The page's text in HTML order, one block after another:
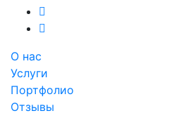
О нас
Услуги
Портфолио
Отзывы